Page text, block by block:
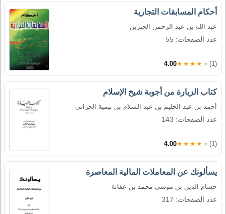
أحكام المسابقات التجارية
عبد الله بن عبد الرحمن الجبرين
عدد الصفحات: 55
4.00★★★★★ (1)
كتاب الزيارة من أجوبة شيخ الإسلام
أحمد بن عبد الحليم بن عبد السلام بن تيمية الحراني
عدد الصفحات: 143
4.00★★★★★ (1)
يسألونك عن المعاملات المالية المعاصرة
حسام الدين بن موسى محمد بن عفانة
عدد الصفحات: 317